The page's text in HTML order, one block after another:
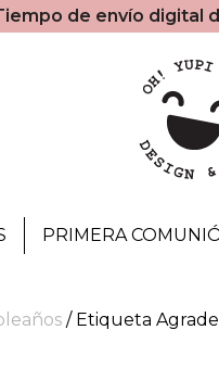
de envío digital
PRIMERA
/ Etiqueta